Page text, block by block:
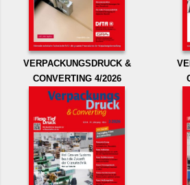
VERPACKUNGSDRUCK &
CONVERTING 4/2026